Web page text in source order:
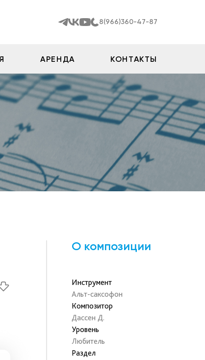
8(966)360-47-87
АРЕНДА КОНТАКТЫ
О композиции
Инструмент
Альт-саксофон
Композитор
Дассен Д.
Уровень
Любитель
Раздел